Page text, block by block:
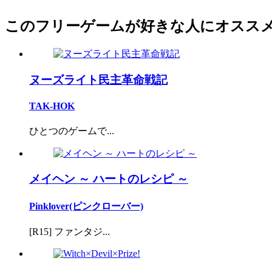
このフリーゲームが好きな人にオスス
ヌーズライト民主革命戦記
TAK-HOK
ひとつのゲームで...
メイヘン ～ ハートのレシピ ～
Pinklover(ピンクローバー)
[R15] ファンタジ...